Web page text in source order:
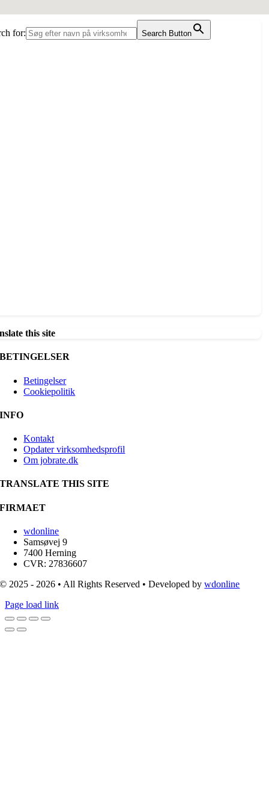
for: Search Button
this site
BETINGELSER
Betingelser
Cookiepolitik
INFO
Kontakt
Opdater virksomhedsprofil
Om jobrate.dk
TRANSLATE THIS SITE
FIRMAET
wdonline
Samsøvej 9
7400 Herning
CVR: 27836607
© 2025 - 2026 • All Rights Reserved • Developed bywdonline
Page load link